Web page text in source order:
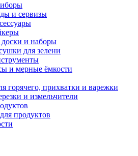
и сервизы
доски и наборы
для зелени
и мерные ёмкости
горячего, прихватки и варежки
и измельчители
продуктов